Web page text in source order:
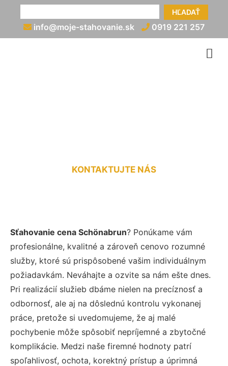
HĽADAŤ
info@moje-stahovanie.sk 0919 221 257
KONTAKTUJTE NÁS
Sťahovanie cena Schönabrun? Ponúkame vám
profesionálne, kvalitné a zároveň cenovo rozumné
služby, ktoré sú prispôsobené vašim individuálnym
požiadavkám. Neváhajte a ozvite sa nám ešte dnes.
Pri realizácií služieb dbáme nielen na precíznosť a
odbornosť, ale aj na dôslednú kontrolu vykonanej
práce, pretože si uvedomujeme, že aj malé
pochybenie môže spôsobiť nepríjemné a zbytočné
komplikácie. Medzi naše firemné hodnoty patrí
spoľahlivosť, ochota, korektný prístup a úprimná